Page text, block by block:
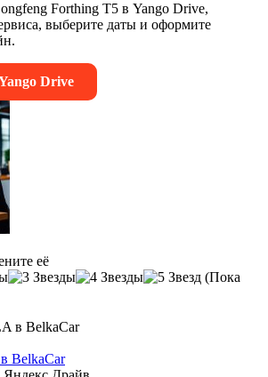
Forthing T5 в Yango Drive,
выберите даты и оформите
Drive
её
(Пока
BelkaCar